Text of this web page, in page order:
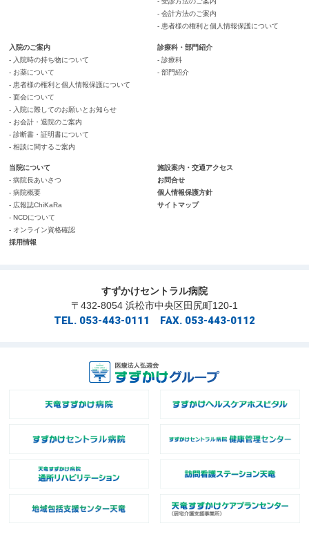
- 会計方法のご案内
- 患者様の権利と個人情報保護について
入院のご案内
- 入院時の持ち物について
- お薬について
- 患者様の権利と個人情報保護について
- 面会について
- 入院に際してのお願いとお知らせ
- お会計・退院のご案内
- 診断書・証明書について
- 相談に関するご案内
診療科・部門紹介
- 診療科
- 部門紹介
当院について
- 病院長あいさつ
- 病院概要
- 広報誌ChiKaRa
- NCDについて
- オンライン資格確認
採用情報
施設案内・交通アクセス
お問合せ
個人情報保護方針
サイトマップ
すずかけセントラル病院
〒432-8054 浜松市中央区田尻町120-1
TEL. 053-443-0111 FAX. 053-443-0112